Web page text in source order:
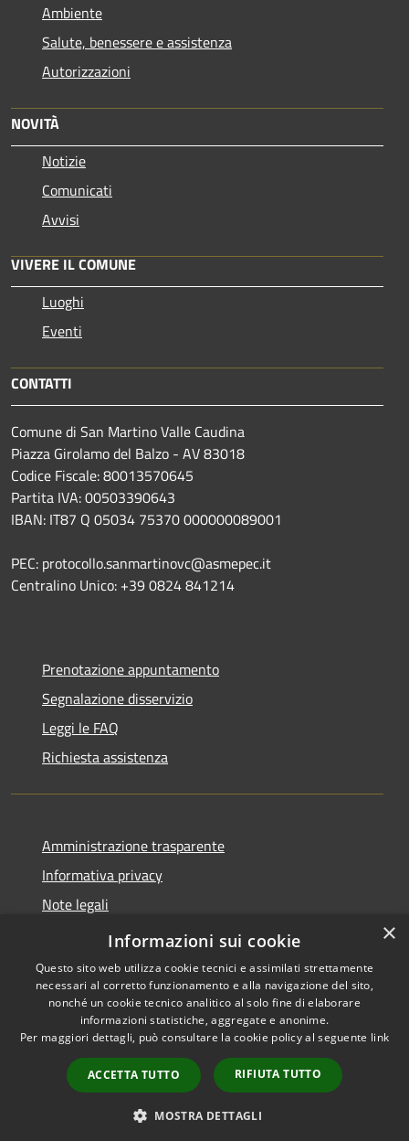
Ambiente
Salute, benessere e assistenza
Autorizzazioni
NOVITÀ
Notizie
Comunicati
Avvisi
VIVERE IL COMUNE
Luoghi
Eventi
CONTATTI
Comune di San Martino Valle Caudina
Piazza Girolamo del Balzo - AV 83018
Codice Fiscale: 80013570645
Partita IVA: 00503390643
IBAN: IT87 Q 05034 75370 000000089001
PEC: protocollo.sanmartinovc@asmepec.it
Centralino Unico: +39 0824 841214
Prenotazione appuntamento
Segnalazione disservizio
Leggi le FAQ
Richiesta assistenza
Amministrazione trasparente
Informativa privacy
Note legali
Dichiarazione di accessibilità
Accessibilità
Copyright © 2026 • Comune di
San Martino Valle Caudina •
Powered byMunicipium
Accesso redazione
×
Informazioni sui cookie
Questo sito web utilizza cookie tecnici e assimilati strettamente
necessari al corretto funzionamento e alla navigazione del sito,
nonché un cookie tecnico analitico al solo fine di elaborare
informazioni statistiche, aggregate e anonime.
Per maggiori dettagli, può consultare la cookie policy al seguente link
ACCETTA TUTTO RIFIUTA TUTTO
MOSTRA DETTAGLI